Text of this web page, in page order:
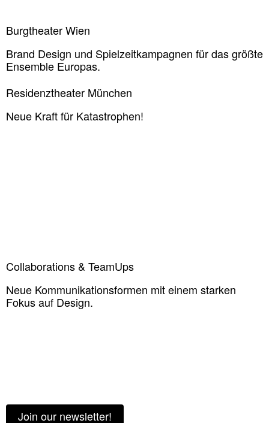
Burgtheater Wien
Brand Design und Spielzeitkampagnen für das größte
Ensemble Europas.
Residenztheater München
Neue Kraft für Katastrophen!
Collaborations & TeamUps
Neue Kommunikationsformen mit einem starken
Fokus auf Design.
Join our newsletter!